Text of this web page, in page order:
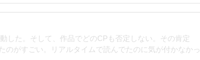
した。そして、作品でどのCPも否定しない。その肯定
のがすごい。リアルタイムで読んでたのに気が付かなかっ